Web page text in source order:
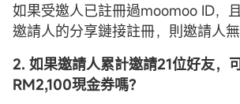
如果受邀人已註冊過moomoo ID，
邀請人的分享鏈接註冊，則邀請人
2. 如果邀請人累計邀請21位好友，
RM2,100現金券嗎？